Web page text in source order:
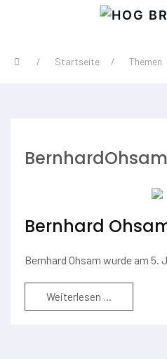
Startseite Themen
BernhardOhsam
Bernhard
Bernhard Ohsam wurde am 5.
Weiterlesen …